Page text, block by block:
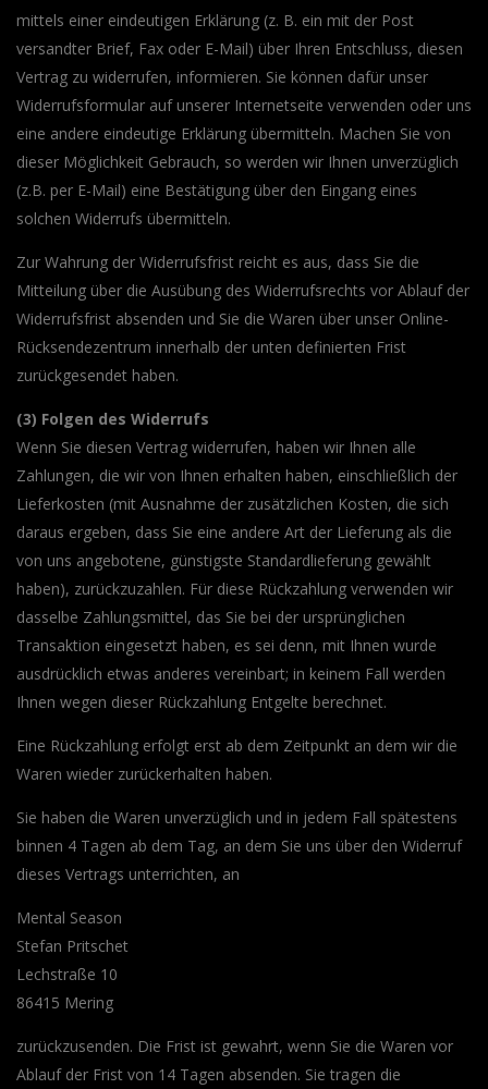
mittels einer eindeutigen Erklärung (z. B. ein mit der Post
versandter Brief, Fax oder E-Mail) über Ihren Entschluss, diesen
Vertrag zu widerrufen, informieren. Sie können dafür unser
Widerrufsformular auf unserer Internetseite verwenden oder uns
eine andere eindeutige Erklärung übermitteln. Machen Sie von
dieser Möglichkeit Gebrauch, so werden wir Ihnen unverzüglich
(z.B. per E-Mail) eine Bestätigung über den Eingang eines
solchen Widerrufs übermitteln.
Zur Wahrung der Widerrufsfrist reicht es aus, dass Sie die
Mitteilung über die Ausübung des Widerrufsrechts vor Ablauf der
Widerrufsfrist absenden und Sie die Waren über unser Online-
Rücksendezentrum innerhalb der unten definierten Frist
zurückgesendet haben.
(3) Folgen des Widerrufs
Wenn Sie diesen Vertrag widerrufen, haben wir Ihnen alle
Zahlungen, die wir von Ihnen erhalten haben, einschließlich der
Lieferkosten (mit Ausnahme der zusätzlichen Kosten, die sich
daraus ergeben, dass Sie eine andere Art der Lieferung als die
von uns angebotene, günstigste Standardlieferung gewählt
haben), zurückzuzahlen. Für diese Rückzahlung verwenden wir
dasselbe Zahlungsmittel, das Sie bei der ursprünglichen
Transaktion eingesetzt haben, es sei denn, mit Ihnen wurde
ausdrücklich etwas anderes vereinbart; in keinem Fall werden
Ihnen wegen dieser Rückzahlung Entgelte berechnet.
Eine Rückzahlung erfolgt erst ab dem Zeitpunkt an dem wir die
Waren wieder zurückerhalten haben.
Sie haben die Waren unverzüglich und in jedem Fall spätestens
binnen 4 Tagen ab dem Tag, an dem Sie uns über den Widerruf
dieses Vertrags unterrichten, an
Mental Season
Stefan Pritschet
Lechstraße 10
86415 Mering
zurückzusenden. Die Frist ist gewahrt, wenn Sie die Waren vor
Ablauf der Frist von 14 Tagen absenden. Sie tragen die